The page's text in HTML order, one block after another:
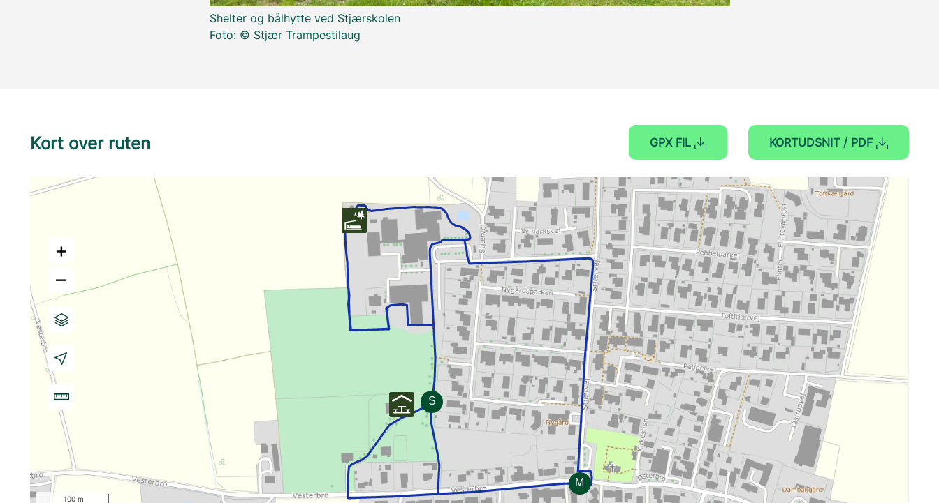
Shelter og bålhytte ved Stjærskolen
Foto: © Stjær Trampestilaug
Kort over ruten GPX FIL KORTUDSNIT / PDF
+
–
100 m